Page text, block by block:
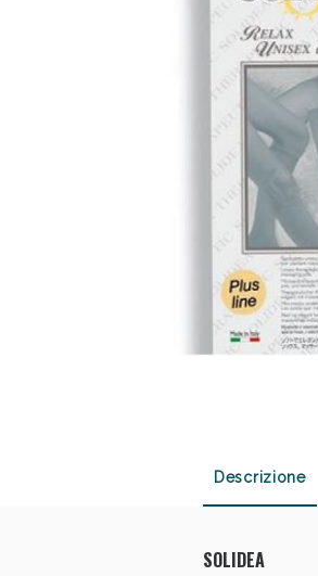
Descrizione
SOLIDEA